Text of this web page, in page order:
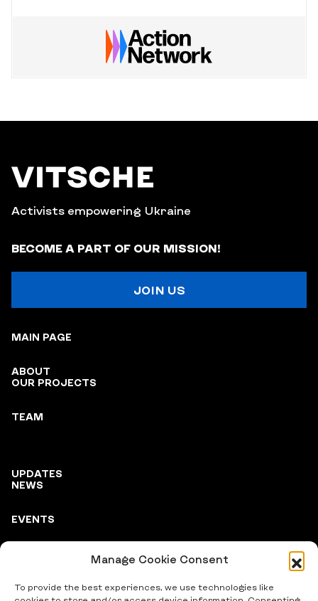
Manage Cookie Consent
To provide the best experiences, we use technologies like
Activists empowering Ukraine
BECOME A PART OF OUR MISSION!
JOIN US
MAIN PAGE
ABOUT
OUR PROJECTS
TEAM
UPDATES
NEWS
EVENTS